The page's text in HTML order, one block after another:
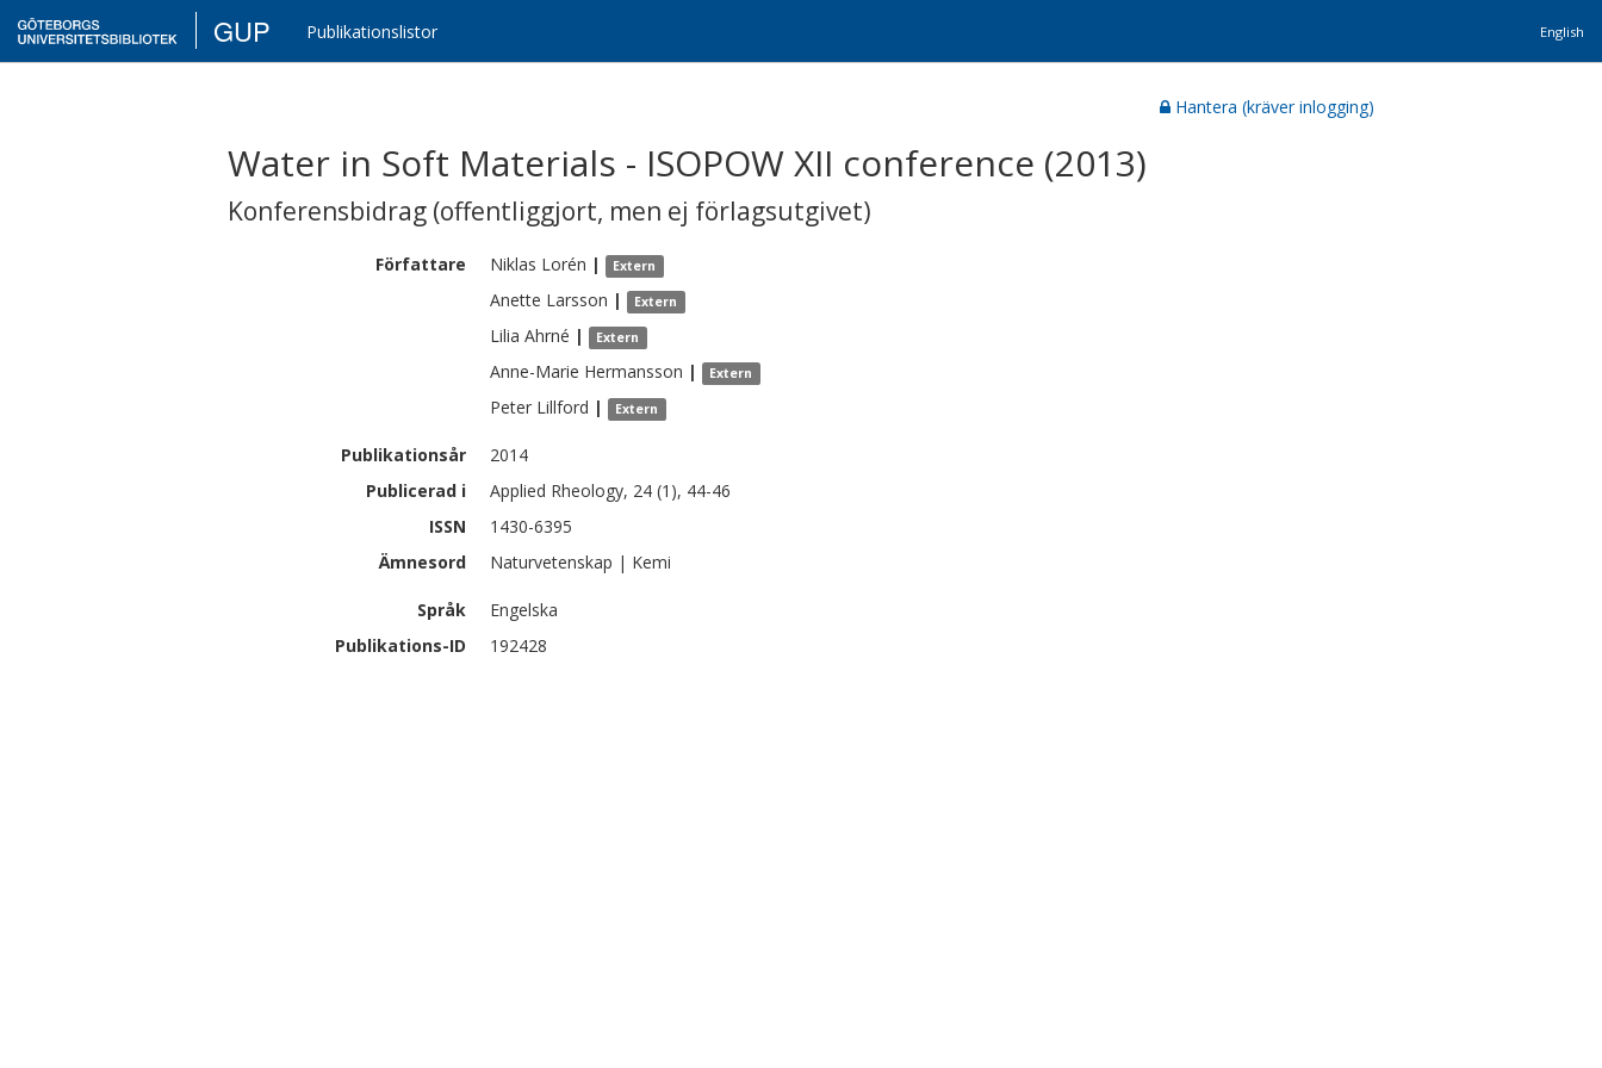
GUP Publikationslistor English
Hantera (kräver inlogging)
Water in Soft Materials - ISOPOW XII conference (2013)
Konferensbidrag (offentliggjort, men ej förlagsutgivet)
Författare Niklas Lorén | Extern
Anette Larsson | Extern
Lilia Ahrné | Extern
Anne-Marie Hermansson | Extern
Peter Lillford | Extern
Publikationsår
2014
Publicerad i
Applied Rheology, 24 (1), 44-46
ISSN
1430-6395
Ämnesord
Naturvetenskap | Kemi
Språk
Engelska
Publikations-ID
192428